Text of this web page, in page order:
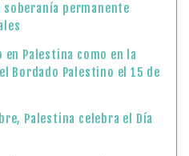
permanente
Palestina como en la
Bordado Palestino el 15 de
Palestina celebra el Día